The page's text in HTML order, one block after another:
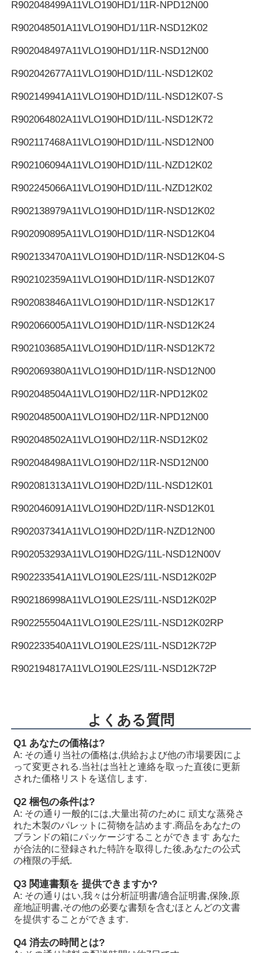
R902048499A11VLO190HD1/11R-NPD12N00
R902048501A11VLO190HD1/11R-NSD12K02
R902048497A11VLO190HD1/11R-NSD12N00
R902042677A11VLO190HD1D/11L-NSD12K02
R902149941A11VLO190HD1D/11L-NSD12K07-S
R902064802A11VLO190HD1D/11L-NSD12K72
R902117468A11VLO190HD1D/11L-NSD12N00
R902106094A11VLO190HD1D/11L-NZD12K02
R902245066A11VLO190HD1D/11L-NZD12K02
R902138979A11VLO190HD1D/11R-NSD12K02
R902090895A11VLO190HD1D/11R-NSD12K04
R902133470A11VLO190HD1D/11R-NSD12K04-S
R902102359A11VLO190HD1D/11R-NSD12K07
R902083846A11VLO190HD1D/11R-NSD12K17
R902066005A11VLO190HD1D/11R-NSD12K24
R902103685A11VLO190HD1D/11R-NSD12K72
R902069380A11VLO190HD1D/11R-NSD12N00
R902048504A11VLO190HD2/11R-NPD12K02
R902048500A11VLO190HD2/11R-NPD12N00
R902048502A11VLO190HD2/11R-NSD12K02
R902048498A11VLO190HD2/11R-NSD12N00
R902081313A11VLO190HD2D/11L-NSD12K01
R902046091A11VLO190HD2D/11R-NSD12K01
R902037341A11VLO190HD2D/11R-NZD12N00
R902053293A11VLO190HD2G/11L-NSD12N00V
R902233541A11VLO190LE2S/11L-NSD12K02P
R902186998A11VLO190LE2S/11L-NSD12K02P
R902255504A11VLO190LE2S/11L-NSD12K02RP
R902233540A11VLO190LE2S/11L-NSD12K72P
R902194817A11VLO190LE2S/11L-NSD12K72P
A11VLO190LE2S/11L-NTD12K02P
R902233884A11VLO190LE2S/11L-NZD12K02H
R902106321A11VLO190LE2S/11L-NZD12K02H
R902198594A11VLO190LE2S/11L-NZD12K02H
R902220946A11VLO190LE2S/11L-NZD12K02P
R902255713 A11VLO190LE2S/11L-NZD12K02P
R902225083A11VLO190LE2S/11L-NZD12K02P
よくある質問
Q1 あなたの価格は?
A: その通り 当社の価格は,供給および他の市場要因によ
って変更される.当社は当社と連絡を取った直後に更新
された価格リストを送信します.
Q2 梱包の条件は?
A: その通り一般的には,大量出荷のために 頑丈な蒸発さ
れた木製のパレットに荷物を詰めます.商品をあなたの
ブランドの箱にパッケージすることができます あなた
が合法的に登録された特許を取得した後,あなたの公式
の権限の手紙.
Q3 関連書類を 提供できますか?
A: その通り はい,我々は分析証明書/適合証明書,保険,原
産地証明書,その他の必要な書類を含むほとんどの文書
を提供することができます.
Q4 消去の時間とは?